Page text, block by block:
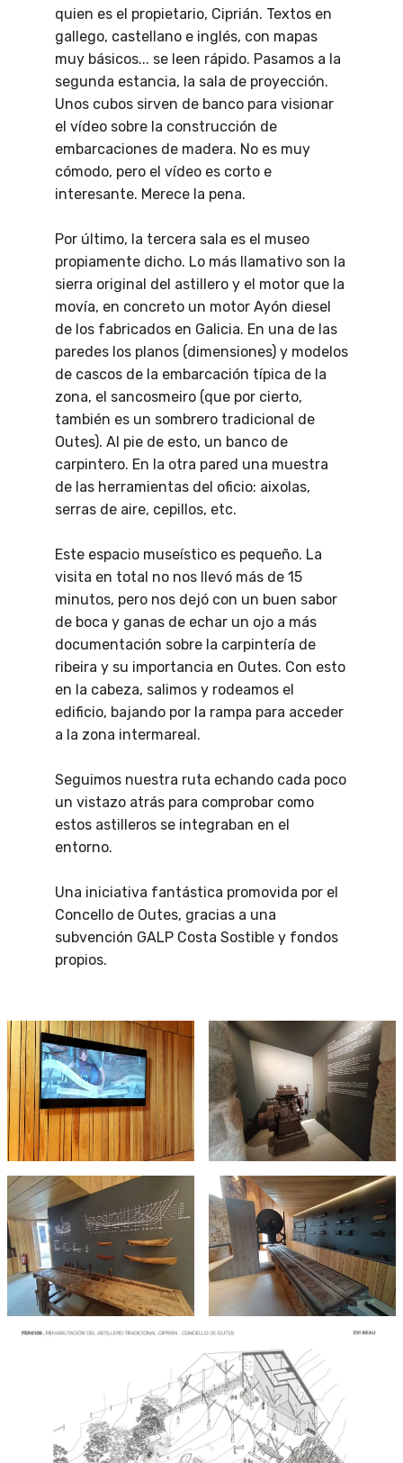
quien es el propietario, Ciprián. Textos en
gallego, castellano e inglés, con mapas
muy básicos... se leen rápido. Pasamos a la
segunda estancia, la sala de proyección.
Unos cubos sirven de banco para visionar
el vídeo sobre la construcción de
embarcaciones de madera. No es muy
cómodo, pero el vídeo es corto e
interesante. Merece la pena.
Por último, la tercera sala es el museo
propiamente dicho. Lo más llamativo son la
sierra original del astillero y el motor que la
movía, en concreto un motor Ayón diesel
de los fabricados en Galicia. En una de las
paredes los planos (dimensiones) y modelos
de cascos de la embarcación típica de la
zona, el sancosmeiro (que por cierto,
también es un sombrero tradicional de
Outes). Al pie de esto, un banco de
carpintero. En la otra pared una muestra
de las herramientas del oficio: aixolas,
serras de aire, cepillos, etc.
Este espacio museístico es pequeño. La
visita en total no nos llevó más de 15
minutos, pero nos dejó con un buen sabor
de boca y ganas de echar un ojo a más
documentación sobre la carpintería de
ribeira y su importancia en Outes. Con esto
en la cabeza, salimos y rodeamos el
edificio, bajando por la rampa para acceder
a la zona intermareal.
Seguimos nuestra ruta echando cada poco
un vistazo atrás para comprobar como
estos astilleros se integraban en el
entorno.
Una iniciativa fantástica promovida por el
Concello de Outes, gracias a una
subvención GALP Costa Sostible y fondos
propios.